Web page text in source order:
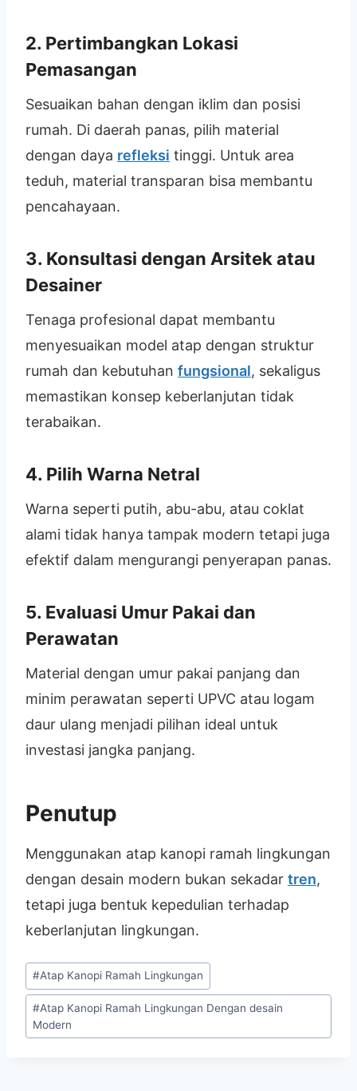
2. Pertimbangkan Lokasi
Pemasangan
Sesuaikan bahan dengan iklim dan posisi
rumah. Di daerah panas, pilih material
dengan daya refleksi tinggi. Untuk area
teduh, material transparan bisa membantu
pencahayaan.
3. Konsultasi dengan Arsitek atau
Desainer
Tenaga profesional dapat membantu
menyesuaikan model atap dengan struktur
rumah dan kebutuhan fungsional, sekaligus
memastikan konsep keberlanjutan tidak
terabaikan.
4. Pilih Warna Netral
Warna seperti putih, abu-abu, atau coklat
alami tidak hanya tampak modern tetapi juga
efektif dalam mengurangi penyerapan panas.
5. Evaluasi Umur Pakai dan
Perawatan
Material dengan umur pakai panjang dan
minim perawatan seperti UPVC atau logam
daur ulang menjadi pilihan ideal untuk
investasi jangka panjang.
Penutup
Menggunakan atap kanopi ramah lingkungan
dengan desain modern bukan sekadar tren,
tetapi juga bentuk kepedulian terhadap
keberlanjutan lingkungan.
#Atap Kanopi Ramah Lingkungan
#Atap Kanopi Ramah Lingkungan Dengan desain
Modern